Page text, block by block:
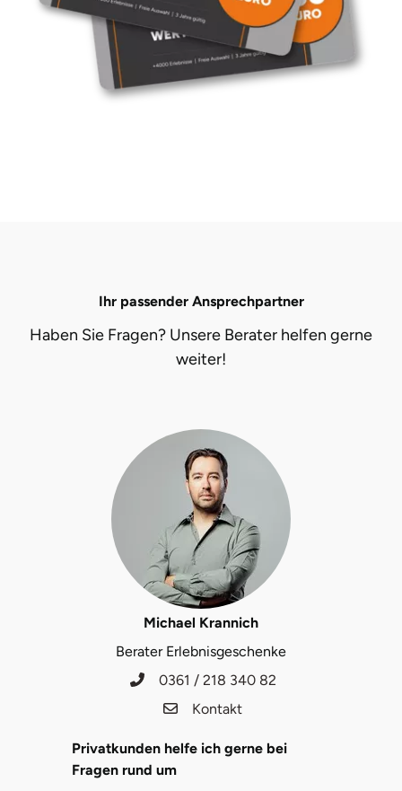
Ihr passender Ansprechpartner
Haben Sie Fragen? Unsere Berater helfen gerne
weiter!
Michael Krannich
Berater Erlebnisgeschenke
0361 / 218 340 82
Kontakt
Privatkunden helfe ich gerne bei
Fragen rund um